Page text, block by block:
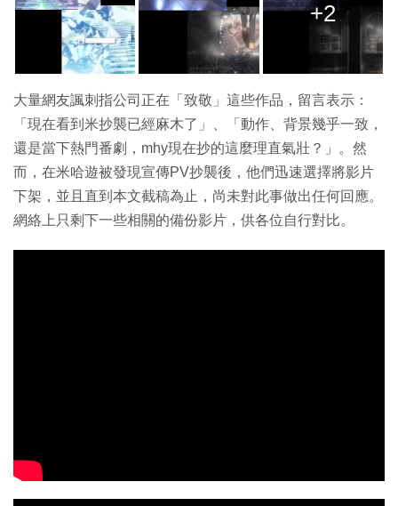
+2
大量網友諷刺指公司正在「致敬」這些作品，留言表示：
「現在看到米抄襲已經麻木了」、「動作、背景幾乎一致，
還是當下熱門番劇，mhy現在抄的這麼理直氣壯？」。然
而，在米哈遊被發現宣傳PV抄襲後，他們迅速選擇將影片
下架，並且直到本文截稿為止，尚未對此事做出任何回應。
網絡上只剩下一些相關的備份影片，供各位自行對比。